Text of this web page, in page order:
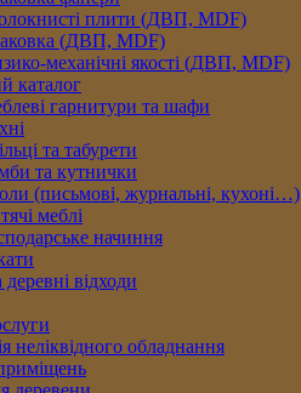
плити (ДВП, MDF)
(ДВП, MDF)
механічні якості (ДВП, MDF)
каталог
гарнитури та шафи
та табурети
та кутнички
(письмові, журнальні, кухоні…)
меблі
начиння
деревні відходи
неліквідного обладнання